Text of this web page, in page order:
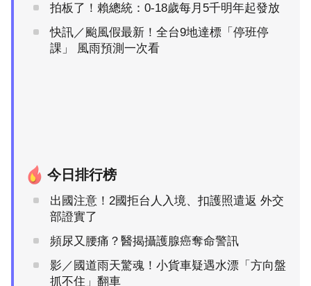
拍板了！賴總統：0-18歲每月5千明年起發放
快訊／颱風假最新！全台9地達標「停班停
課」 風雨預測一次看
今日排行榜
出國注意！2國拒台人入境、扣護照遣返 外交
部證實了
頻尿又腰痛？醫揭攝護腺癌奪命警訊
影／國道雨天驚魂！小貨車疑遇水漂「方向盤
抓不住」翻車